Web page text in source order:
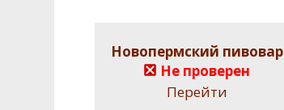
Новопермский пивовар
Не проверен
Перейти